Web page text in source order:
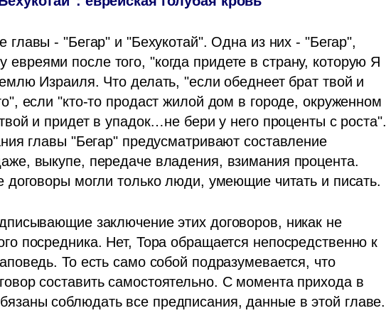
- "Бегар" и "Бехукотай". Одна из них - "Бегар",
после того, "когда придете в страну, которую Я
Израиля. Что делать, "если обеднеет брат твой и
если "кто-то продаст жилой дом в городе, окруженном
и придет в упадок…не бери у него проценты с роста".
главы "Бегар" предусматривают составление
выкупе, передаче владения, взимания процента.
договоры могли только люди, умеющие читать и писать.
заключение этих договоров, никак не
посредника. Нет, Тора обращается непосредственно к
То есть само собой подразумевается, что
составить самостоятельно. С момента прихода в
соблюдать все предписания, данные в этой главе.